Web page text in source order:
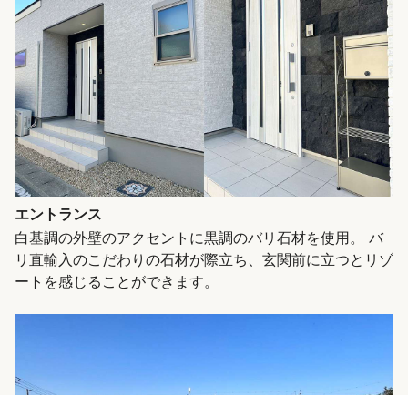
エントランス
白基調の外壁のアクセントに黒調のバリ石材を使用。 バ
リ直輸入のこだわりの石材が際立ち、玄関前に立つとリゾ
ートを感じることができます。